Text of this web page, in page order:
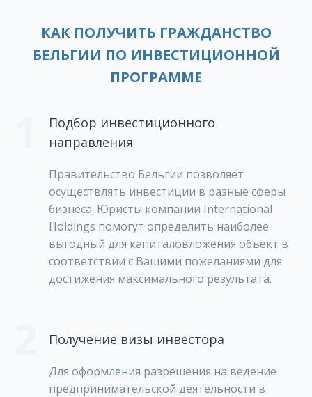
КАК ПОЛУЧИТЬ ГРАЖДАНСТВО
БЕЛЬГИИ ПО ИНВЕСТИЦИОННОЙ
ПРОГРАММЕ
Подбор инвестиционного
направления
Правительство Бельгии позволяет
осуществлять инвестиции в разные сферы
бизнеса. Юристы компании International
Holdings помогут определить наиболее
выгодный для капиталовложения объект в
соответствии с Вашими пожеланиями для
достижения максимального результата.
Получение визы инвестора
Для оформления разрешения на ведение
предпринимательской деятельности в